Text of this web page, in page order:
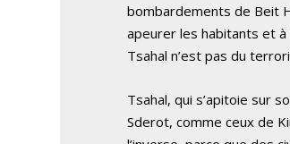
bombardements de Beit
apeurer les habitants et
Tsahal n’est pas du
Tsahal, qui s’apitoie sur
Sderot, comme ceux de